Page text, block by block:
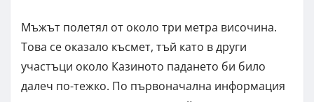
Мъжът полетял от около три метра височина.
Това се оказало късмет, тъй като в други
участъци около Казиното падането би било
далеч по-тежко. По първоначална информация